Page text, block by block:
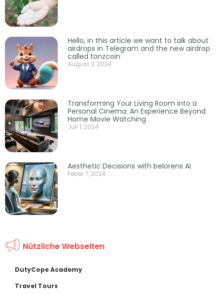
Hello, in this article we want to talk about
airdrops in Telegram and the new airdrop
called tonzcoin
August 3, 2024
Transforming Your Living Room into a
Personal Cinema: An Experience Beyond
Home Movie Watching
Juli 1, 2024
Aesthetic Decisions with belorens AI
Feber 7, 2024
Nützliche Webseiten
DutyCope Academy
Travel Tours